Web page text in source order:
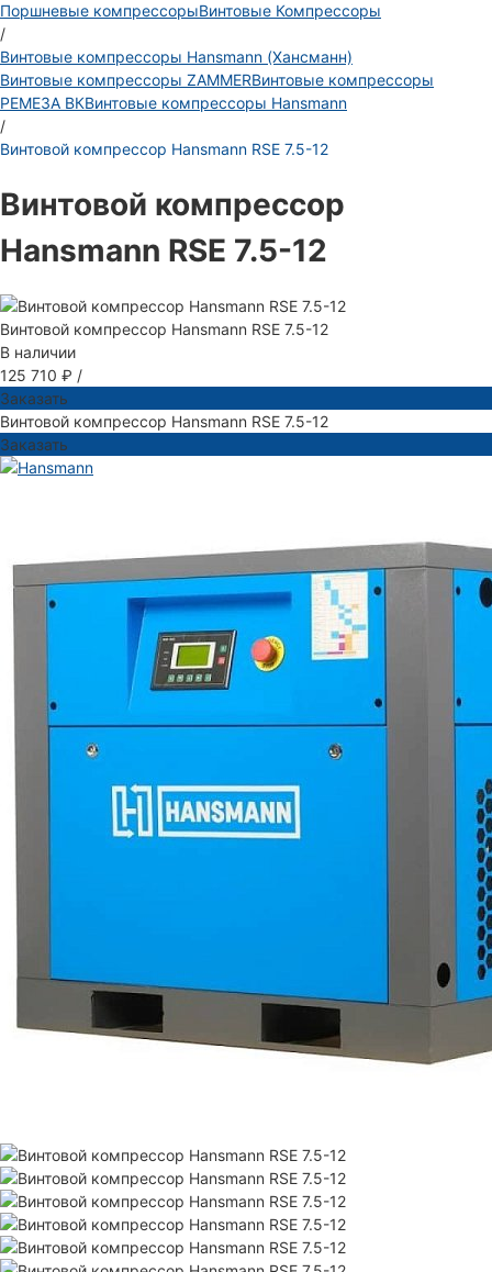
Поршневые компрессорыВинтовые Компрессоры
/
Винтовые компрессоры Hansmann (Хансманн)
Винтовые компрессоры ZAMMERВинтовые компрессоры
РЕМЕЗА ВКВинтовые компрессоры Hansmann
/
Винтовой компрессор Hansmann RSE 7.5-12
Винтовой компрессор
Hansmann RSE 7.5-12
Винтовой компрессор Hansmann RSE 7.5-12
В наличии
125 710 ₽ /
Заказать
Винтовой компрессор Hansmann RSE 7.5-12
Заказать